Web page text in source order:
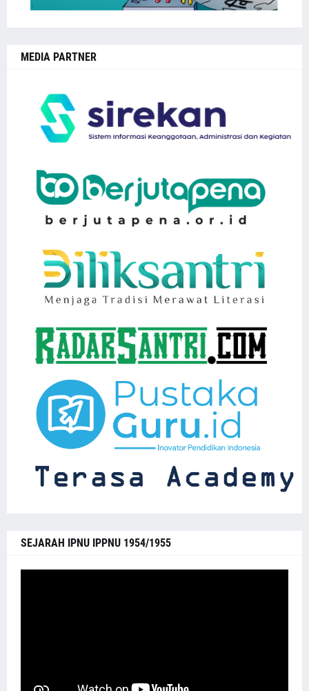
MEDIA PARTNER
SEJARAH IPNU IPPNU 1954/1955